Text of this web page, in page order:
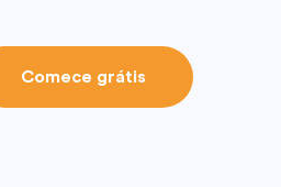
Comece grátis